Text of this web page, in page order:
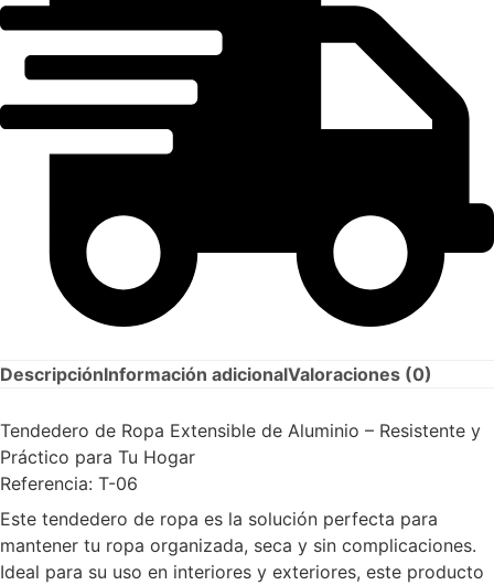
DescripciónInformación adicionalValoraciones (0)
Tendedero de Ropa Extensible de Aluminio – Resistente y
Práctico para Tu Hogar
Referencia: T-06
Este tendedero de ropa es la solución perfecta para
mantener tu ropa organizada, seca y sin complicaciones.
Ideal para su uso en interiores y exteriores, este producto